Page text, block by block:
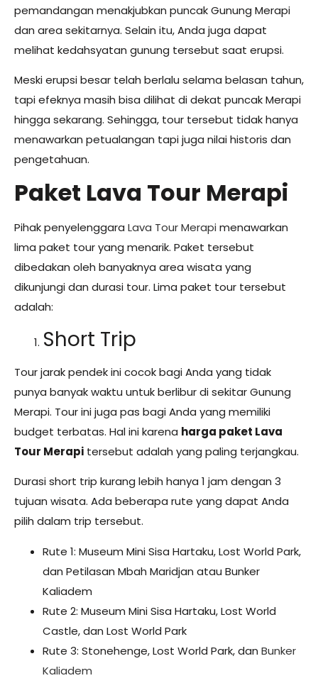
pemandangan menakjubkan puncak Gunung Merapi
dan area sekitarnya. Selain itu, Anda juga dapat
melihat kedahsyatan gunung tersebut saat erupsi.
Meski erupsi besar telah berlalu selama belasan tahun,
tapi efeknya masih bisa dilihat di dekat puncak Merapi
hingga sekarang. Sehingga, tour tersebut tidak hanya
menawarkan petualangan tapi juga nilai historis dan
pengetahuan.
Paket Lava Tour Merapi
Pihak penyelenggara Lava Tour Merapi menawarkan
lima paket tour yang menarik. Paket tersebut
dibedakan oleh banyaknya area wisata yang
dikunjungi dan durasi tour. Lima paket tour tersebut
adalah:
Short Trip
Tour jarak pendek ini cocok bagi Anda yang tidak
punya banyak waktu untuk berlibur di sekitar Gunung
Merapi. Tour ini juga pas bagi Anda yang memiliki
budget terbatas. Hal ini karena harga paket Lava
Tour Merapi tersebut adalah yang paling terjangkau.
Durasi short trip kurang lebih hanya 1 jam dengan 3
tujuan wisata. Ada beberapa rute yang dapat Anda
pilih dalam trip tersebut.
Rute 1: Museum Mini Sisa Hartaku, Lost World Park,
dan Petilasan Mbah Maridjan atau Bunker
Kaliadem
Rute 2: Museum Mini Sisa Hartaku, Lost World
Castle, dan Lost World Park
Rute 3: Stonehenge, Lost World Park, dan Bunker
Kaliadem